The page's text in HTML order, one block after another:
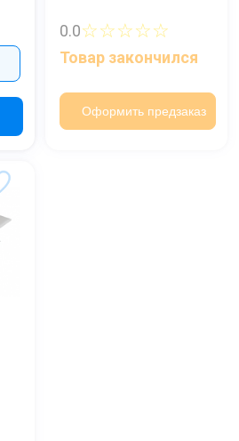
0.0☆☆☆☆☆
Товар закончился
Оформить предзаказ